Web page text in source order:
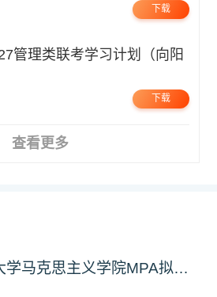
下载
下载
查看更多
2026北京林业大学马克思主义学院MPA拟录取分析解读